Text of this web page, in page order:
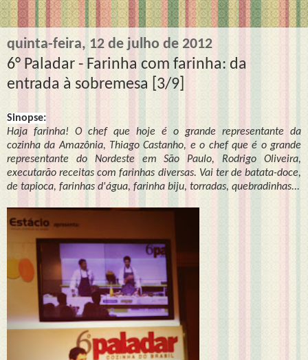
quinta-feira, 12 de julho de 2012
6° Paladar - Farinha com farinha: da
entrada à sobremesa [3/9]
Sinopse:
Haja farinha! O chef que hoje é o grande representante da
cozinha da Amazônia, Thiago Castanho, e o chef que é o grande
representante do Nordeste em São Paulo, Rodrigo Oliveira,
executarão receitas com farinhas diversas. Vai ter de batata-doce,
de tapioca, farinhas d'água, farinha biju, torradas, quebradinhas...